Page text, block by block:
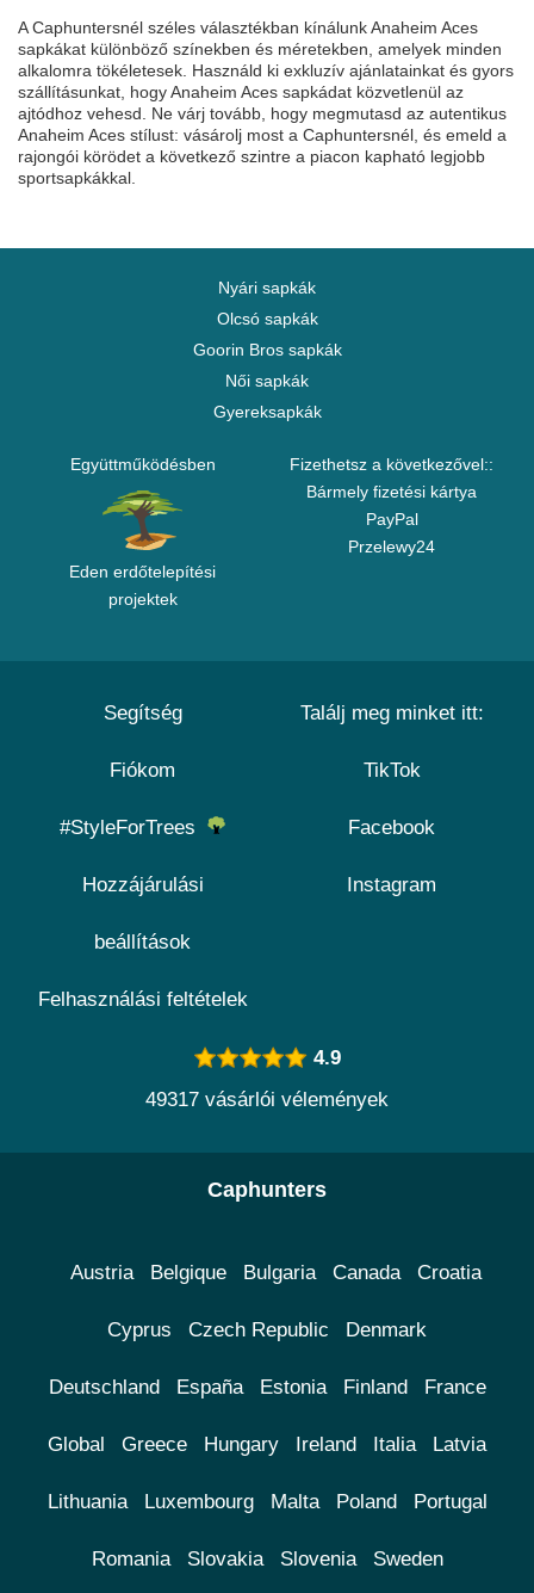
A Caphuntersnél széles választékban kínálunk Anaheim Aces
sapkákat különböző színekben és méretekben, amelyek minden
alkalomra tökéletesek. Használd ki exkluzív ajánlatainkat és gyors
szállításunkat, hogy Anaheim Aces sapkádat közvetlenül az
ajtódhoz vehesd. Ne várj tovább, hogy megmutasd az autentikus
Anaheim Aces stílust: vásárolj most a Caphuntersnél, és emeld a
rajongói körödet a következő szintre a piacon kapható legjobb
sportsapkákkal.
Nyári sapkák
Olcsó sapkák
Goorin Bros sapkák
Női sapkák
Gyereksapkák
Együttműködésben
Eden erdőtelepítési
projektek
Fizethetsz a következővel::
Bármely fizetési kártya
PayPal
Przelewy24
Segítség
Fiókom
#StyleForTrees
Hozzájárulási
beállítások
Felhasználási feltételek
Találj meg minket itt:
TikTok
Facebook
Instagram
4.9
49317 vásárlói vélemények
Caphunters
Austria Belgique Bulgaria Canada Croatia
Cyprus Czech Republic Denmark
Deutschland España Estonia Finland France
Global Greece Hungary Ireland Italia Latvia
Lithuania Luxembourg Malta Poland Portugal
Romania Slovakia Slovenia Sweden